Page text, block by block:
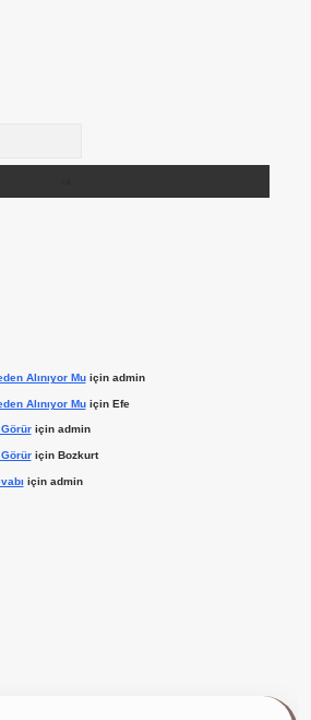
Alınıyor Muiçin admin
Alınıyor Muiçin Efe
için admin
için Bozkurt
için admin